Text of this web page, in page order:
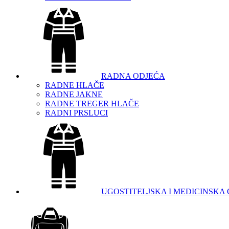
RADNA ODJEĆA
RADNE HLAČE
RADNE JAKNE
RADNE TREGER HLAČE
RADNI PRSLUCI
UGOSTITELJSKA I MEDICINSKA